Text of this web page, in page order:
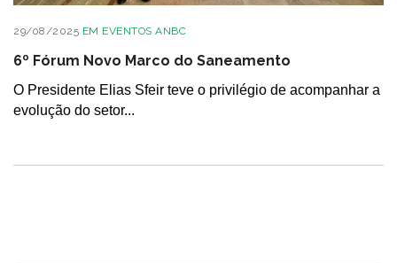
29/08/2025 EM EVENTOS ANBC
6º Fórum Novo Marco do Saneamento
O Presidente Elias Sfeir teve o privilégio de acompanhar a
evolução do setor...